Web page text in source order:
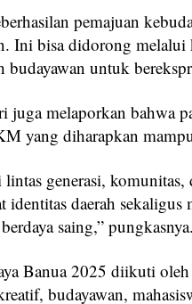
pemajuan
Ini bisa didorong melalui
budayawan untuk
juga melaporkan bahwa
yang diharapkan
lintas generasi,
identitas daerah sekaligus
saing,” pungkasnya.
Banua 2025 diikuti
budayawan,